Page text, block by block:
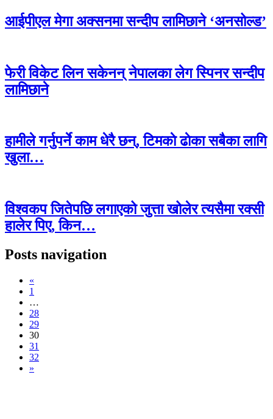
आईपीएल मेगा अक्सनमा सन्दीप लामिछाने ‘अनसोल्ड’
फेरी विकेट लिन सकेनन् नेपालका लेग स्पिनर सन्दीप
लामिछाने
हामीले गर्नुपर्ने काम धेरै छन्, टिमकाे ढाेका सबैका लागि
खुला…
विश्वकप जितेपछि लगाएको जुत्ता खोलेर त्यसैमा रक्सी
हालेर पिए, किन…
Posts navigation
«
1
…
28
29
30
31
32
»